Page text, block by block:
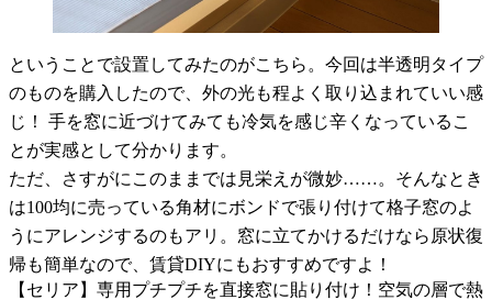
ということで設置してみたのがこちら。今回は半透明タイプ
のものを購入したので、外の光も程よく取り込まれていい感
じ！ 手を窓に近づけてみても冷気を感じ辛くなっているこ
とが実感として分かります。
ただ、さすがにこのままでは見栄えが微妙……。そんなとき
は100均に売っている角材にボンドで張り付けて格子窓のよ
うにアレンジするのもアリ。窓に立てかけるだけなら原状復
帰も簡単なので、賃貸DIYにもおすすめですよ！
【セリア】専用プチプチを直接窓に貼り付け！空気の層で熱